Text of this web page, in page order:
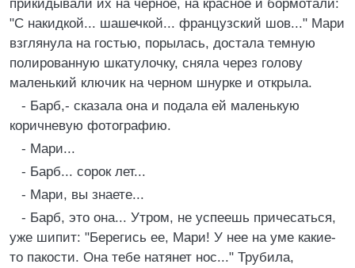
прикидывали их на черное, на красное и бормотали:
"С накидкой... шашечкой... французский шов..." Мари
взглянула на гостью, порылась, достала темную
полированную шкатулочку, сняла через голову
маленький ключик на черном шнурке и открыла.
- Барб,- сказала она и подала ей маленькую
коричневую фотографию.
- Мари...
- Барб... сорок лет...
- Мари, вы знаете...
- Барб, это она... Утром, не успеешь причесаться,
уже шипит: "Берегись ее, Мари! У нее на уме какие-
то пакости. Она тебе натянет нос..." Трубила,